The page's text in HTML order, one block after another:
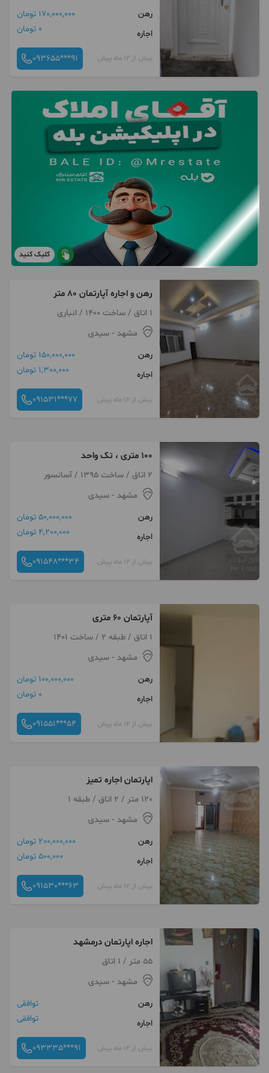
رهن
170,000,000 تومان
اجاره
0 تومان
بیش از 12 ماه پیش 093655***91
کلیک کنید
رهن و اجاره آپارتمان ۸۰ متر
1 اتاق / ساخت 1400 / انباری
مشهد - سیدی
رهن
150,000,000 تومان
اجاره
1,300,000 تومان
بیش از 12 ماه پیش 091531***77
۱۰۰ متری ، تک واحد
2 اتاق / ساخت 1395 / آسانسور
مشهد - سیدی
رهن
50,000,000 تومان
اجاره
4,200,000 تومان
بیش از 12 ماه پیش 091548***34
آپارتمان ۶۰ متری
1 اتاق / طبقه 2 / ساخت 1401
مشهد - سیدی
رهن
100,000,000 تومان
اجاره
0 تومان
بیش از 12 ماه پیش 091551***54
اپارتمان اجاره تمیز
120 متر / 2 اتاق / طبقه 1
مشهد - سیدی
رهن
200,000,000 تومان
اجاره
500,000 تومان
بیش از 12 ماه پیش 091530***63
اجاره اپارتمان درمشهد
55 متر / 1 اتاق
مشهد - سیدی
رهن
توافقی
اجاره
توافقی
بیش از 12 ماه پیش 093335***91